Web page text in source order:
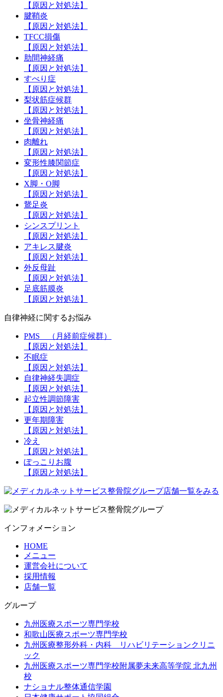
【原因と対処法】
腱鞘炎
【原因と対処法】
TFCC損傷
【原因と対処法】
肋間神経痛
【原因と対処法】
すべり症
【原因と対処法】
梨状筋症候群
【原因と対処法】
坐骨神経痛
【原因と対処法】
肉離れ
【原因と対処法】
変形性膝関節症
【原因と対処法】
X脚・O脚
【原因と対処法】
鵞足炎
【原因と対処法】
シンスプリント
【原因と対処法】
アキレス腱炎
【原因と対処法】
外反母趾
【原因と対処法】
足底筋膜炎
【原因と対処法】
自律神経に関するお悩み
PMS （月経前症候群）
【原因と対処法】
不眠症
【原因と対処法】
自律神経失調症
【原因と対処法】
起立性調節障害
【原因と対処法】
更年期障害
【原因と対処法】
冷え
【原因と対処法】
ぽっこりお腹
【原因と対処法】
インフォメーション
HOME
メニュー
運営会社について
採用情報
店舗一覧
グループ
九州医療スポーツ専門学校
和歌山医療スポーツ専門学校
九州医療整形外科・内科 リハビリテーションクリニ
ック
九州医療スポーツ専門学校附属夢未来高等学院 北九州
校
ナショナル整体通信学園